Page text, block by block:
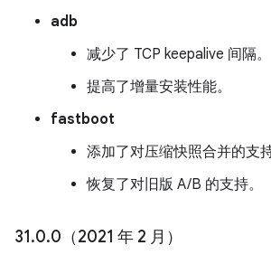
adb
减少了 TCP keepalive 间隔。
提高了增量安装性能。
fastboot
添加了对压缩快照合并的支持
恢复了对旧版 A/B 的支持。
31.0.0（2021 年 2 月）